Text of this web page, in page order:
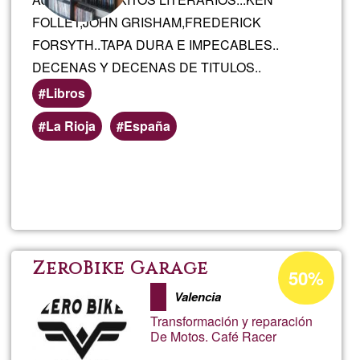
FOLLET,JOHN GRISHAM,FREDERICK
FORSYTH..TAPA DURA E IMPECABLES..
DECENAS Y DECENAS DE TITULOS..
Libros
Preferred
(geographic)
La Rioja España
ZeroBike Garage
Valencia
Transformación y reparación
De Motos. Café Racer
Acceptance
percentage
Ğ1
50%